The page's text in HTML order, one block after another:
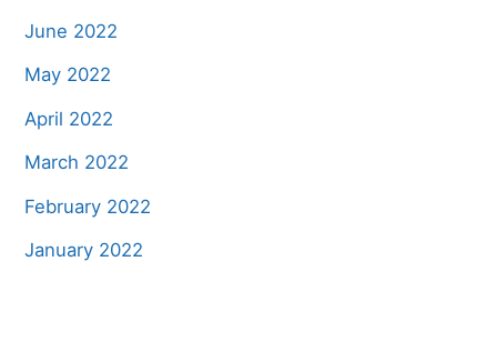
June 2022
May 2022
April 2022
March 2022
February 2022
January 2022